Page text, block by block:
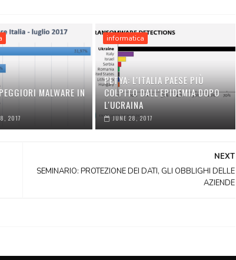
MALWARE IN
2017
informatica
PETYA: L'ITALIA PAESE PIÙ
COLPITO DALL'EPIDEMIA DOPO
L'UCRAINA
JUNE 28, 2017
NEXT
SEMINARIO: PROTEZIONE DEI DATI, GLI OBBLIGHI DELLE
AZIENDE